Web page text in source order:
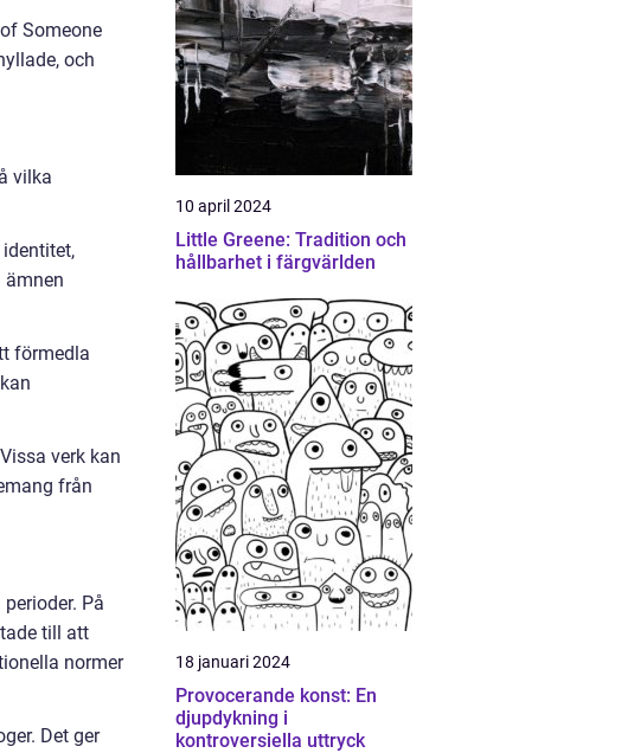
Someone
och
vilka
ämnen
förmedla
verk kan
från
På
till att
normer
Det ger
10 april 2024
Little Greene: Tradition och
hållbarhet i färgvärlden
18 januari 2024
Provocerande konst: En
djupdykning i
kontroversiella uttryck